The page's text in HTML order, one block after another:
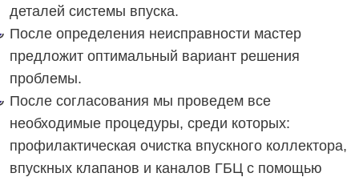
деталей системы впуска.
После определения неисправности мастер
предложит оптимальный вариант решения
проблемы.
После согласования мы проведем все
необходимые процедуры, среди которых:
профилактическая очистка впускного коллектора,
впускных клапанов и каналов ГБЦ с помощью